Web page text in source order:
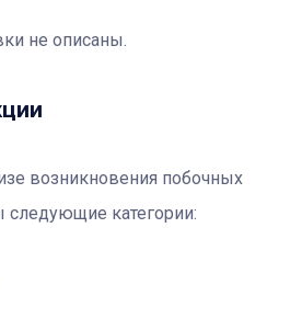
не описаны.
возникновения побочных
категории: